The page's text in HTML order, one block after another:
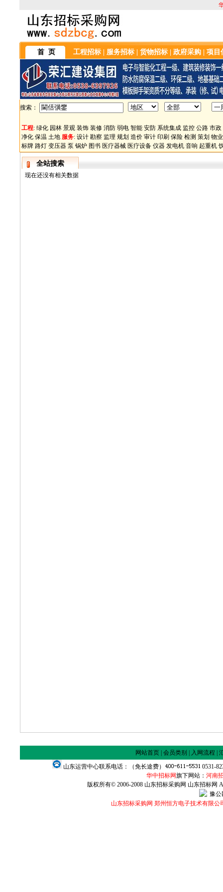
首 页 工程招标 服务招标 货物招标 政府采购 项目
搜索：
工程: 绿化 园林 景观 装饰 装修 消防 弱电 智能 安防 系统集成 监控 公路 市政
净化 保温 土地 服务: 设计 勘察 监理 规划 造价 审计 印刷 保险 检测 策划 物业
标牌 路灯 变压器 泵 锅炉 图书 医疗器械 医疗设备 仪器 发电机 音响 起重机
全站搜索
现在还没有相关数据
网站首页| 会员类别 入网流程
山东运营中心联系电话：（免长途费）
0531-
华中招标网旗下网站： 河南
版权所有© 2006-2008 山东招标采购网 山东招标网
豫公
山东招标采购网 郑州恒方电子技术有限